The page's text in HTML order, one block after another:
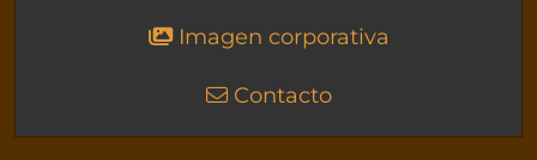
Imagen corporativa
Contacto